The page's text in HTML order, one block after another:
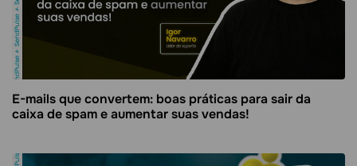
E-mails que convertem: boas práticas para sair da
caixa de spam e aumentar suas vendas!